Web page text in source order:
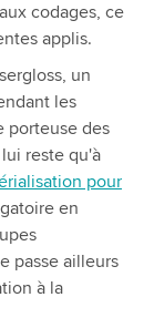
codages, ce
applis.
un
les
porteuse des
reste qu'à
pour
en
passe ailleurs
à la